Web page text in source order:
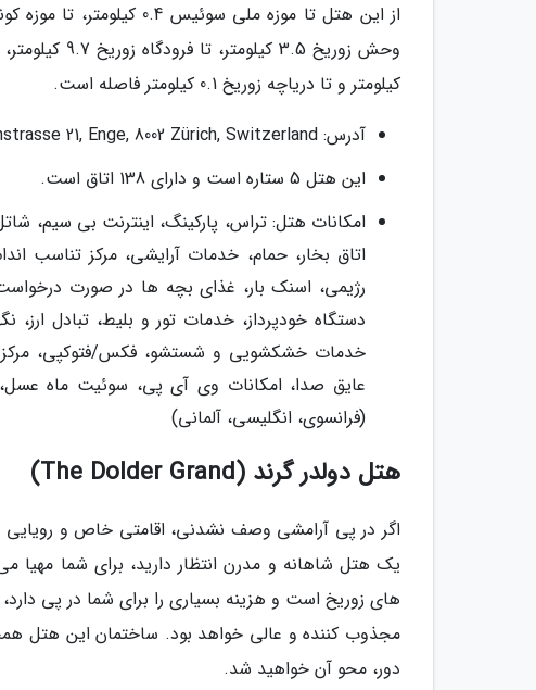
کیلومتر و تا دریاچه زوریخ 0.1 کیلومتر فاصله است.
آدرس: Beethovenstrasse 21, Enge, 8002 Zürich, Switzerland
این هتل 5 ستاره است و دارای 138 اتاق است.
امکانات هتل: تراس، پارکینگ، اینترنت بی سیم،
اتاق بخار، حمام، خدمات آرایشی، مرکز تناسب
رژیمی، اسنک بار، غذای بچه ها در صورت
دستگاه خودپرداز، خدمات تور و بلیط، تبادل
خدمات خشکشویی و شستشو، فکس/فتوکپی، مرکز
عایق صدا، امکانات وی آی پی، سوئیت ماه عسل،
(فرانسوی، انگلیسی، آلمانی)
هتل دولدر گرند (The Dolder Grand)
اگر در پی آرامشی وصف نشدنی، اقامتی خاص و
یک هتل شاهانه و مدرن انتظار دارید، برای شما مهیا
های زوریخ است و هزینه بسیاری را برای شما در پی
مجذوب کننده و عالی خواهد بود. ساختمان این هتل
دور، محو آن خواهید شد.